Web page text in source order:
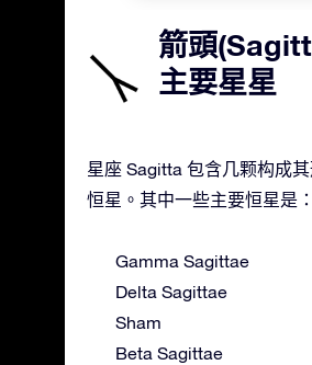
箭頭
主要星星
星座 Sagitta 包含几颗构成
恒星。其中一些主要恒星是：
Gamma Sagittae
Delta Sagittae
Sham
Beta Sagittae